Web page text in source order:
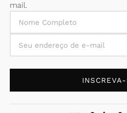
mail.